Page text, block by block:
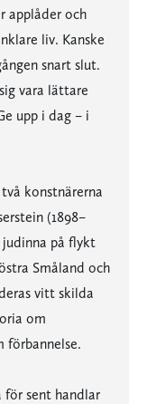
applåder och
liv. Kanske
snart slut.
vara lättare
upp i dag – i
konstnärerna
(1898–
judinna på flykt
Småland och
vitt skilda
om
förbannelse.
för sent handlar